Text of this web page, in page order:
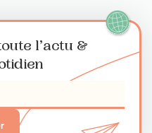
l’actu &